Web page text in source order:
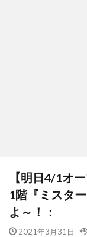
【明日4/1オ
1階『ミスタ
よ～！：
2021年3月31日